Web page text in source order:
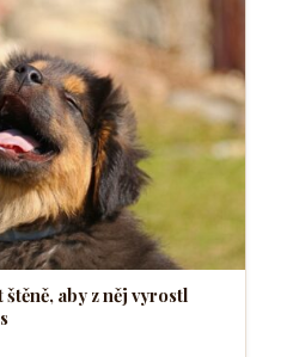
aby z něj vyrostl